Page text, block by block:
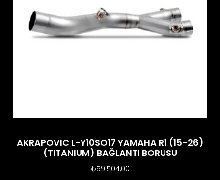
AKRAPOVIC L-Y10SO17 YAMAHA R1 (15-26)
(TITANIUM) BAĞLANTI BORUSU
₺59.504,00